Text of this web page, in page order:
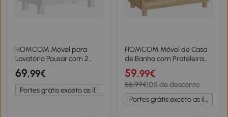
HOMCOM Móvel para
Lavatório Pousar com 2
Portas de MDF 2 Prateleiras
e Sistema Anti-Tombo
para Casa de Banho
60x35x60 cm Branco
69,99€
Portes grátis exceto as ilhas
HOMCOM Móvel de Casa
de Banho com Prateleira
Ajustável, Portas de Ripas e
Abertura por Pressão, para
Lavatório com Pedestal ou
de Parede
59,99€
66,99€10% de desconto
Portes grátis exceto as ilhas